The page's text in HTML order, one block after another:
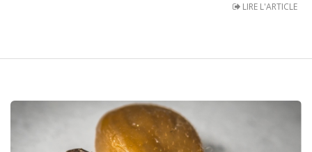
LIRE L'ARTICLE